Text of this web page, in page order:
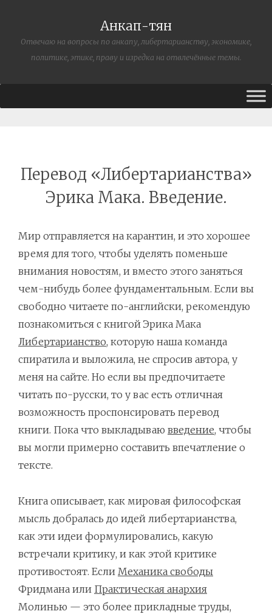
Анкап-тян
Отвечаю на вопросы по анкапу, либертарианству, экономике,
политике, этике, праву и изредка на отвлечённые темы.
Перевод «Либертарианства»
Эрика Мака. Введение.
Мир отправляется на карантин, и это хорошее
время для того, чтобы уделять поменьше
внимания новостям, и вместо этого заняться
чем-нибудь более фундаментальным. Если вы
свободно читаете по-английски, рекомендую
познакомиться с книгой Эрика Мака
Либертарианство, которую наша команда
спиратила и выложила, не спросив автора, у
меня на сайте. Но если вы предпочитаете
читать по-русски, то у вас есть отличная
возможность проспонсировать перевод
книги. Пока что выкладываю введение, чтобы
вы могли примерно составить впечатление о
тексте.
Книга описывает, как мировая философская
мысль добралась до идей либертарианства,
как эти идеи формулировались, какую
встречали критику, и как этой критике
противостоят. Если Механика свободы
Фридмана или Практическая анархия
Молинью — это более прикладные труды,